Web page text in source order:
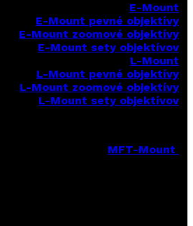
E-Mount
E-Mount pevné objektívy
E-Mount zoomové objektívy
E-Mount sety objektívov
L-Mount
L-Mount pevné objektívy
L-Mount zoomové objektívy
L-Mount sety objektívov
MFT-Mount